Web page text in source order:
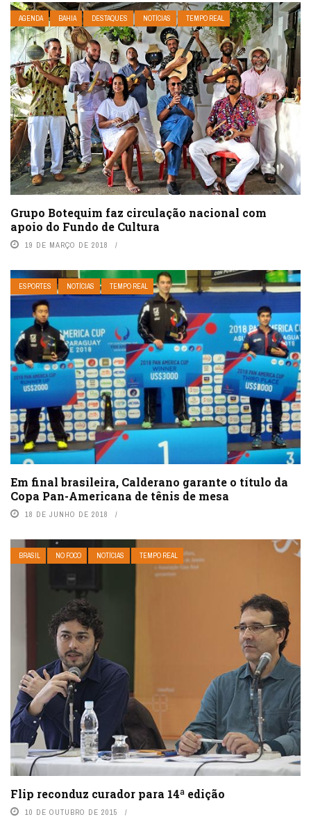
AGENDA BAHIA DESTAQUES NOTÍCIAS TEMPO REAL
Grupo Botequim faz circulação nacional com
apoio do Fundo de Cultura
19 DE MARÇO DE 2018
ESPORTES NOTÍCIAS TEMPO REAL
Em final brasileira, Calderano garante o título da
Copa Pan-Americana de tênis de mesa
18 DE JUNHO DE 2018
BRASIL NO FOCO NOTÍCIAS TEMPO REAL
Flip reconduz curador para 14ª edição
10 DE OUTUBRO DE 2015